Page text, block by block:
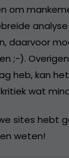
om
daarvoor
;-).
heb, kan
wat
sites hebt
weten!